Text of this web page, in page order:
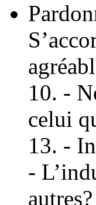
10. -
celui
13. -
-